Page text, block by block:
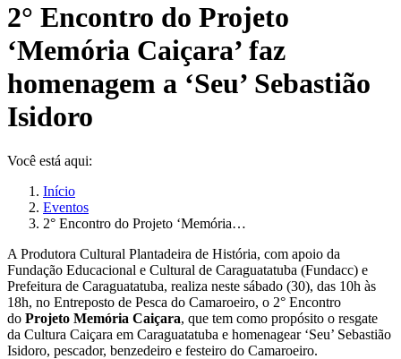
2° Encontro do Projeto
‘Memória Caiçara’ faz
homenagem a ‘Seu’ Sebastião
Isidoro
Você está aqui:
Início
Eventos
2° Encontro do Projeto ‘Memória…
A Produtora Cultural Plantadeira de História, com apoio da
Fundação Educacional e Cultural de Caraguatatuba (Fundacc) e
Prefeitura de Caraguatatuba, realiza neste sábado (30), das 10h às
18h, no Entreposto de Pesca do Camaroeiro, o 2° Encontro
do Projeto Memória Caiçara, que tem como propósito o resgate
da Cultura Caiçara em Caraguatatuba e homenagear ‘Seu’ Sebastião
Isidoro, pescador, benzedeiro e festeiro do Camaroeiro.